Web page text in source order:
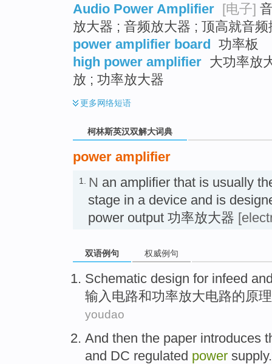
Audio Power Amplifier [电子]
放大器 ; 音频放大器 ; 顶高就音
power amplifier board 功率板
high power amplifier 大功率放
放 ; 功率放大器
更多网络短语
柯林斯英汉双解大词典
power amplifier
1. N an amplifier that is usually
stage in a device and is
power output 功率放大器
双语例句 权威例句
Schematic design for infeed
输入电路和功率放大电路的原
youdao
And then the paper introduces
and DC regulated power supply.